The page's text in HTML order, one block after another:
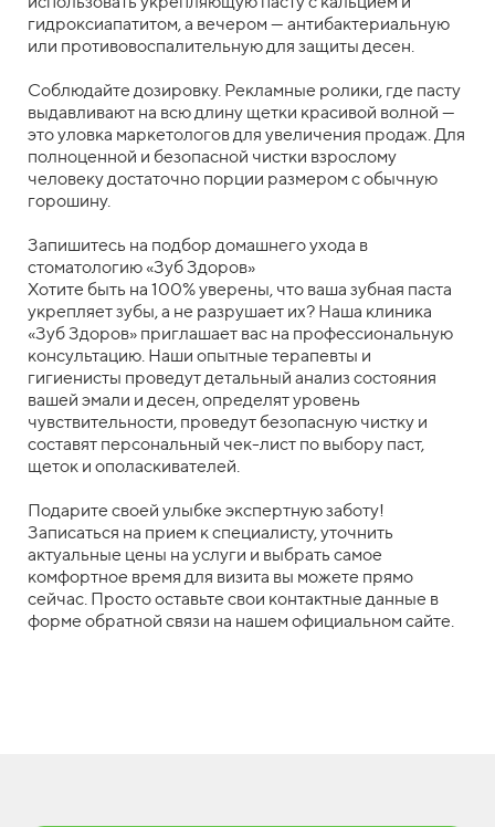
гидроксиапатитом, а вечером — антибактериальную
или противовоспалительную для защиты десен.
Соблюдайте дозировку. Рекламные ролики, где пасту
выдавливают на всю длину щетки красивой волной —
это уловка маркетологов для увеличения продаж. Для
полноценной и безопасной чистки взрослому
человеку достаточно порции размером с обычную
горошину.
Запишитесь на подбор домашнего ухода в
стоматологию «Зуб Здоров»
Хотите быть на 100% уверены, что ваша зубная паста
укрепляет зубы, а не разрушает их? Наша клиника
«Зуб Здоров» приглашает вас на профессиональную
консультацию. Наши опытные терапевты и
гигиенисты проведут детальный анализ состояния
вашей эмали и десен, определят уровень
чувствительности, проведут безопасную чистку и
составят персональный чек-лист по выбору паст,
щеток и ополаскивателей.
Подарите своей улыбке экспертную заботу!
Записаться на прием к специалисту, уточнить
актуальные цены на услуги и выбрать самое
комфортное время для визита вы можете прямо
сейчас. Просто оставьте свои контактные данные в
форме обратной связи на нашем официальном сайте.